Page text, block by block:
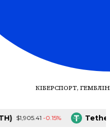
КІБЕРСПОРТ,
$1,905.41 -0.15%